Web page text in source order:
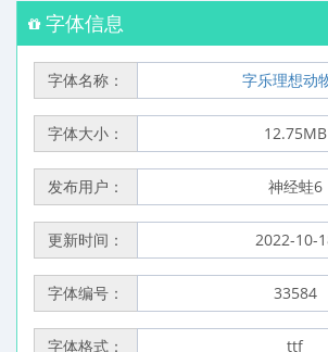
字体信息
字体名称： 字乐理想动
字体大小： 12.75MB
发布用户： 神经蛙6
更新时间： 2022-10-
字体编号： 33584
字体格式： ttf